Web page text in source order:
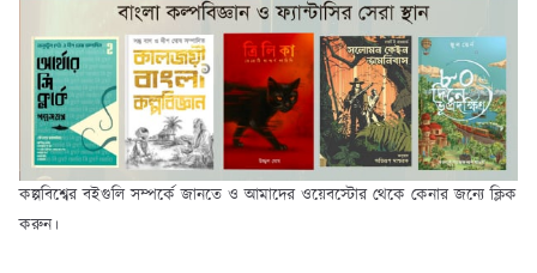
কল্পবিশ্বের বইগুলি সম্পর্কে জানতে ও আমাদের ওয়েবস্টোর থেকে কেনার জন্যে ক্লিক
করুন।